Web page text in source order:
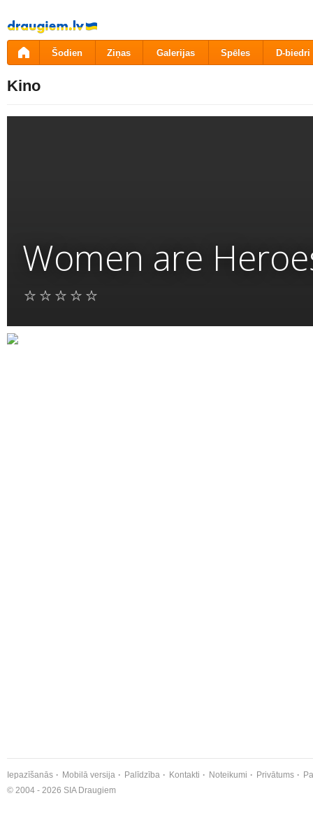
Pāriet
uz
saturu
Šodien Ziņas Galerijas Spēles D-biedri
Kino
Women are
Iepazīšanās Mobilā versija Palīdzība Kontakti Noteikumi Privātums
© 2004 - 2026 SIA Draugiem